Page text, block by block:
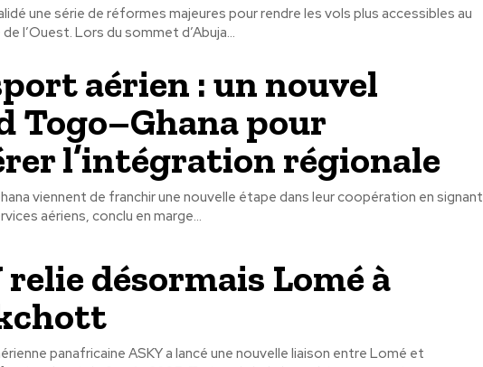
une série de réformes majeures pour rendre les vols plus accessibles au
sein de l’Afrique de l’Ouest. Lors du sommet d’Abuja...
aérien : un nouvel
Togo–Ghana pour
l’intégration régionale
viennent de franchir une nouvelle étape dans leur coopération en signant
aériens, conclu en marge...
relie désormais Lomé à
panafricaine ASKY a lancé une nouvelle liaison entre Lomé et